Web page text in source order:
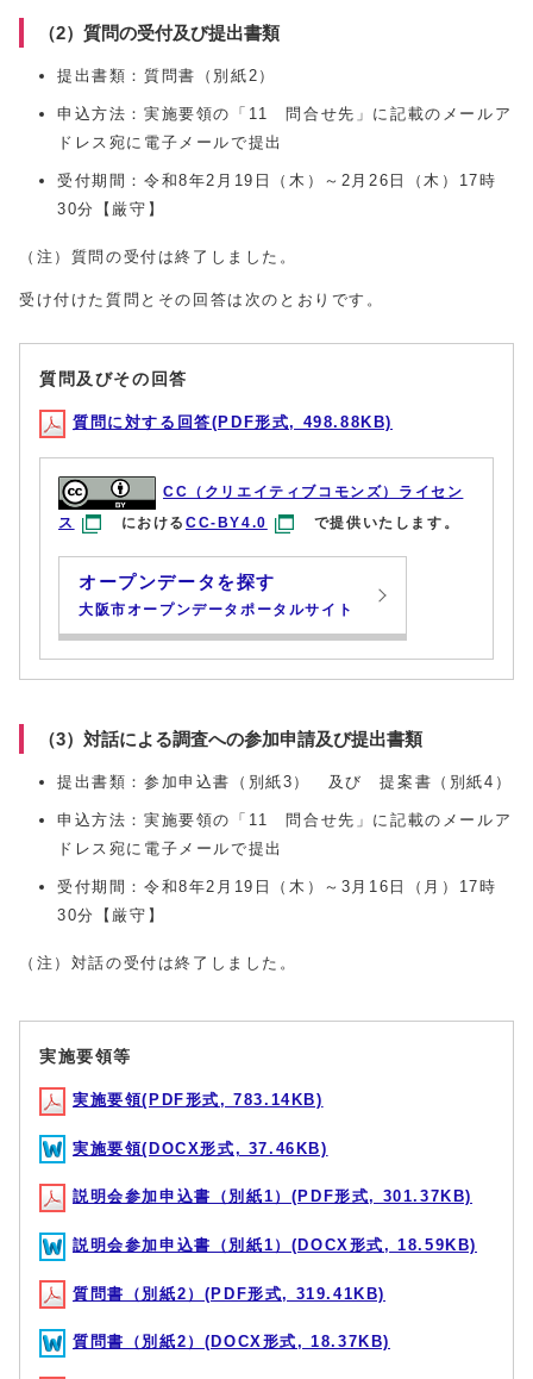
（2）質問の受付及び提出書類
提出書類：質問書（別紙2）
申込方法：実施要領の「11 問合せ先」に記載のメールア
ドレス宛に電子メールで提出
受付期間：令和8年2月19日（木）～2月26日（木）17時
30分【厳守】
（注）質問の受付は終了しました。
受け付けた質問とその回答は次のとおりです。
質問及びその回答
質問に対する回答(PDF形式, 498.88KB)
CC（クリエイティブコモンズ）ライセン
ス
におけるCC-BY4.0 で提供いたします。
オープンデータを探す
大阪市オープンデータポータルサイト
（3）対話による調査への参加申請及び提出書類
提出書類：参加申込書（別紙3） 及び 提案書（別紙4）
申込方法：実施要領の「11 問合せ先」に記載のメールア
ドレス宛に電子メールで提出
受付期間：令和8年2月19日（木）～3月16日（月）17時
30分【厳守】
（注）対話の受付は終了しました。
実施要領等
実施要領(PDF形式, 783.14KB)
実施要領(DOCX形式, 37.46KB)
説明会参加申込書（別紙1）(PDF形式, 301.37KB)
説明会参加申込書（別紙1）(DOCX形式, 18.59KB)
質問書（別紙2）(PDF形式, 319.41KB)
質問書（別紙2）(DOCX形式, 18.37KB)